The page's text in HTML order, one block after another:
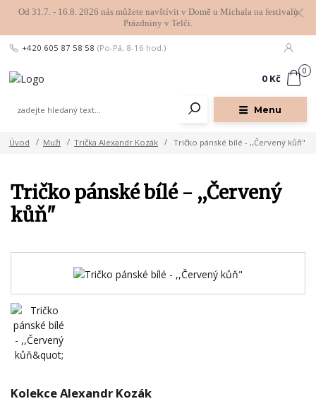
Od 31.7. - 16.8. 2026 nás můžete navštívit v Domě u Michala na festivalu
Prázdniny v Telči.
Menu
+420 605 87 58 58 (Po-Pá, 8-16 hod.)
0
0 Kč
Úvod Muži Trička Alexandr Kozák Tričko pánské bílé - ,,Červený kůň"
Tričko pánské bílé - ,,Červený
kůň"
Kolekce Alexandr Kozák